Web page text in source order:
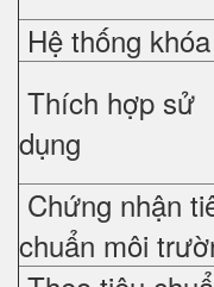
Hệ thống khóa
Thích hợp sử
dụng
Chứng nhận
chuẩn môi